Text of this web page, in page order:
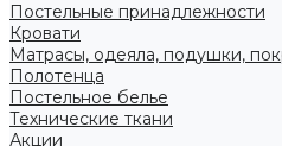
Постельные принадлежности
Кровати
Матрасы, одеяла, подушки,
Полотенца
Постельное белье
Технические ткани
Акции